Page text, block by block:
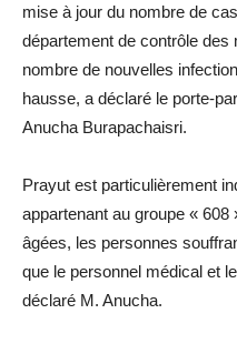
mise à jour du nombre de
département de contrôle des
nombre de nouvelles
hausse, a déclaré le porte-
Anucha Burapachaisri.
Prayut est particulièrement
appartenant au groupe «
âgées, les personnes
que le personnel médical et
déclaré M. Anucha.